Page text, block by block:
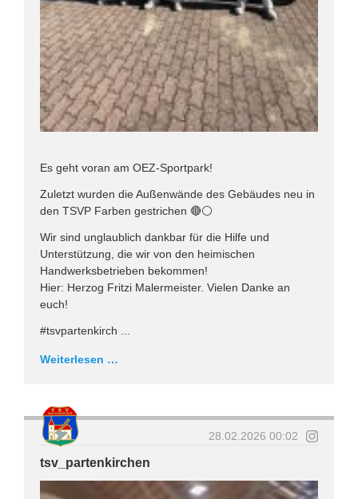
Es geht voran am OEZ-Sportpark!
Zuletzt wurden die Außenwände des Gebäudes neu in
den TSVP Farben gestrichen 🔴⚪️
Wir sind unglaublich dankbar für die Hilfe und
Unterstützung, die wir von den heimischen
Handwerksbetrieben bekommen!
Hier: Herzog Fritzi Malermeister. Vielen Danke an
euch!
#tsvpartenkirch ...
Weiterlesen …
28.02.2026 00:02
tsv_partenkirchen